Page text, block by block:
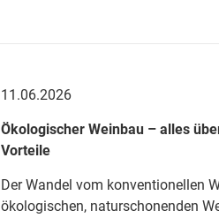
11.06.2026
Ökologischer Weinbau – alles
Vorteile
Der Wandel vom konventionellen
ökologischen, naturschonenden